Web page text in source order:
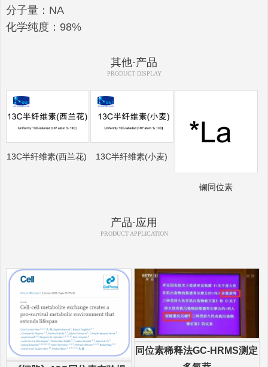
分子量：NA
化学纯度：98%
其他·产品
PRODUCT DISPLAY
13C半纤维素(西兰花) 13C半纤维素(小麦)
镧同位素
产品·应用
PRODUCT APPLICATION
同位素稀释法GC-HRMS测定